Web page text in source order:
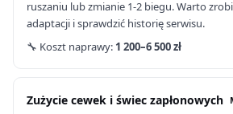
ruszaniu lub zmianie 1-2 biegu. Warto
adaptacji i sprawdzić historię serwisu.
🔧 Koszt naprawy: 1 200–6 500 zł
Zużycie cewek i świec zapłonowych